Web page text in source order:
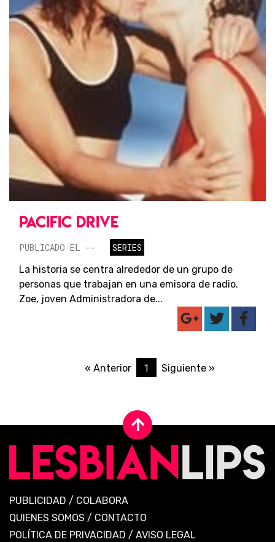
PACIFIC DRIVE
PUBLICADO EL --
SERIES
La historia se centra alrededor de un grupo de
personas que trabajan en una emisora de radio.
Zoe, joven Administradora de...
« Anterior 1 Siguiente »
PUBLICIDAD / COLABORA
QUIENES SOMOS / CONTACTO
POLÍTICA DE PRIVACIDAD / AVISO LEGAL